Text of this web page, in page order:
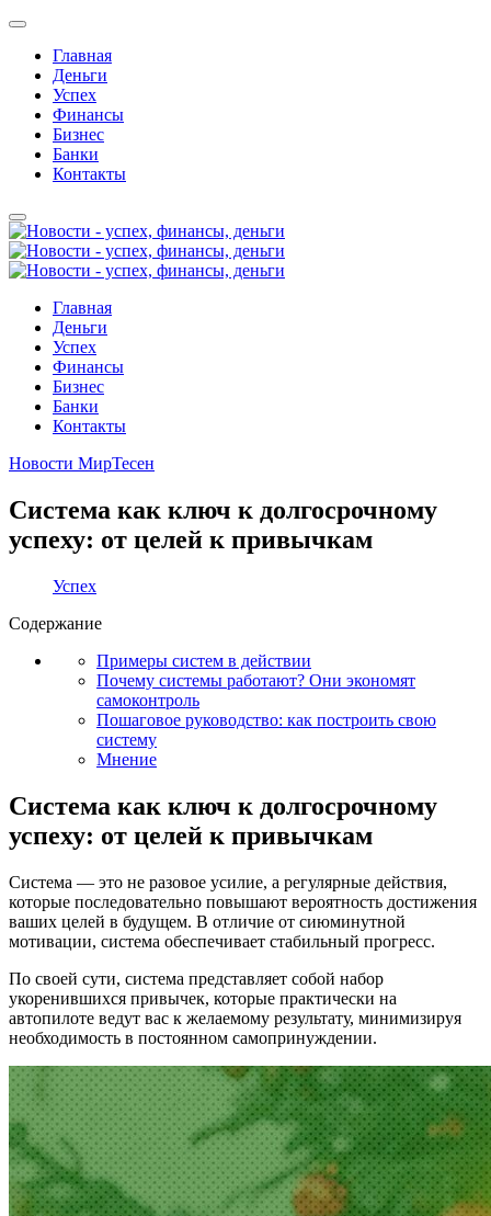
Главная
Деньги
Успех
Финансы
Бизнес
Банки
Контакты
Главная
Деньги
Успех
Финансы
Бизнес
Банки
Контакты
Новости МирТесен
Система как ключ к долгосрочному
успеху: от целей к привычкам
Успех
Содержание
Примеры систем в действии
Почему системы работают? Они экономят
самоконтроль
Пошаговое руководство: как построить свою
систему
Мнение
Система как ключ к долгосрочному
успеху: от целей к привычкам
Система — это не разовое усилие, а регулярные действия,
которые последовательно повышают вероятность достижения
ваших целей в будущем. В отличие от сиюминутной
мотивации, система обеспечивает стабильный прогресс.
По своей сути, система представляет собой набор
укоренившихся привычек, которые практически на
автопилоте ведут вас к желаемому результату, минимизируя
необходимость в постоянном самопринуждении.